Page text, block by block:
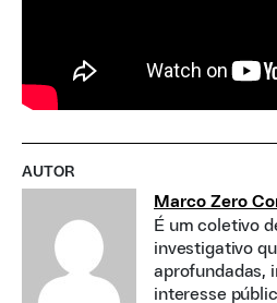
AUTOR
Marco Zero
É um coletivo
investigativo
aprofundadas,
interesse